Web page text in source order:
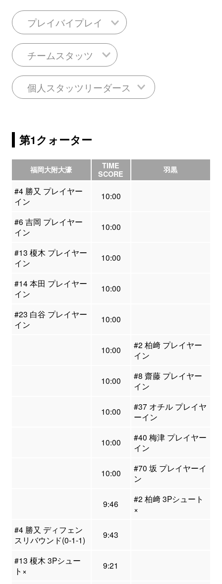
プレイバイプレイ
チームスタッツ
個人スタッツリーダース
第1クォーター
福岡大附大濠
TIME
SCORE
羽黒
#4 勝又 プレイヤー
イン
10:00
#6 吉岡 プレイヤー
イン
10:00
#13 榎木 プレイヤー
イン
10:00
#14 本田 プレイヤー
イン
10:00
#23 白谷 プレイヤー
イン
10:00
10:00
#2 柏﨑 プレイヤー
イン
10:00
#8 齋藤 プレイヤー
イン
10:00
#37 オチル プレイヤ
ーイン
10:00
#40 梅津 プレイヤー
イン
10:00
#70 坂 プレイヤーイ
ン
9:46
#2 柏﨑 3Pシュート
×
#4 勝又 ディフェン
スリバウンド(0-1-1)
9:43
#13 榎木 3Pシュー
ト×
9:21